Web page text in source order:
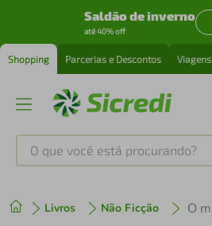
Saldão de inverno
até 40% off
Shopping Parcerias e Descontos Viagens
O que você está procurando?
Livros Não Ficção